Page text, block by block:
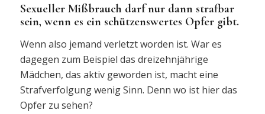
Sexueller Mißbrauch darf nur dann strafbar
sein, wenn es ein schützenswertes Opfer gibt.
Wenn also jemand verletzt worden ist. War es
dagegen zum Beispiel das dreizehnjährige
Mädchen, das aktiv geworden ist, macht eine
Strafverfolgung wenig Sinn. Denn wo ist hier das
Opfer zu sehen?